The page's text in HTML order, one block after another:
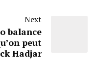
Next
balance
peut
Hadjar